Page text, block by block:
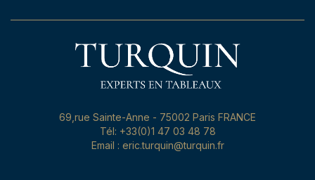
69,rue Sainte-Anne - 75002 Paris FRANCE
Tél: +33(0)1 47 03 48 78
Email : eric.turquin@turquin.fr